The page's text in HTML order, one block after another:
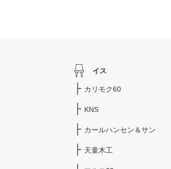
イス
カリモク60
KNS
カールハンセン＆サン
天童木工